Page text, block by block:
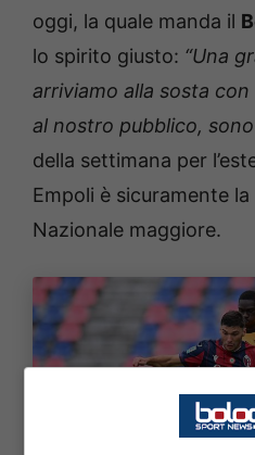
oggi, la quale manda il
lo spirito giusto: “Una
arriviamo alla sosta
al nostro pubblico,
della settimana per
Empoli è sicuramente
Nazionale maggiore.